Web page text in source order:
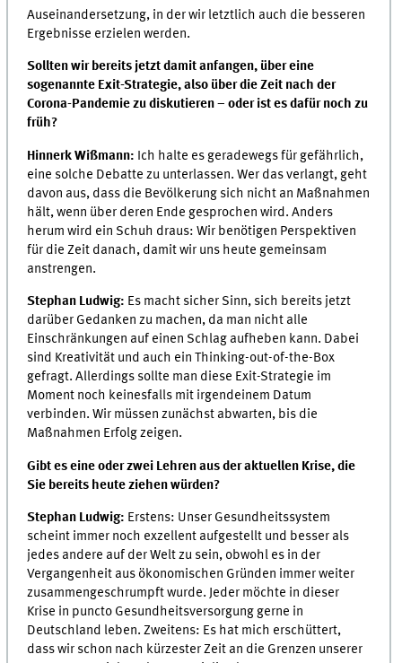
Auseinandersetzung, in der wir letztlich auch die besseren
Ergebnisse erzielen werden.
Sollten wir bereits jetzt damit anfangen, über eine
sogenannte Exit-Strategie, also über die Zeit nach der
Corona-Pandemie zu diskutieren – oder ist es dafür noch zu
früh?
Hinnerk Wißmann: Ich halte es geradewegs für gefährlich,
eine solche Debatte zu unterlassen. Wer das verlangt, geht
davon aus, dass die Bevölkerung sich nicht an Maßnahmen
hält, wenn über deren Ende gesprochen wird. Anders
herum wird ein Schuh draus: Wir benötigen Perspektiven
für die Zeit danach, damit wir uns heute gemeinsam
anstrengen.
Stephan Ludwig: Es macht sicher Sinn, sich bereits jetzt
darüber Gedanken zu machen, da man nicht alle
Einschränkungen auf einen Schlag aufheben kann. Dabei
sind Kreativität und auch ein Thinking-out-of-the-Box
gefragt. Allerdings sollte man diese Exit-Strategie im
Moment noch keinesfalls mit irgendeinem Datum
verbinden. Wir müssen zunächst abwarten, bis die
Maßnahmen Erfolg zeigen.
Gibt es eine oder zwei Lehren aus der aktuellen Krise, die
Sie bereits heute ziehen würden?
Stephan Ludwig: Erstens: Unser Gesundheitssystem
scheint immer noch exzellent aufgestellt und besser als
jedes andere auf der Welt zu sein, obwohl es in der
Vergangenheit aus ökonomischen Gründen immer weiter
zusammengeschrumpft wurde. Jeder möchte in dieser
Krise in puncto Gesundheitsversorgung gerne in
Deutschland leben. Zweitens: Es hat mich erschüttert,
dass wir schon nach kürzester Zeit an die Grenzen unserer